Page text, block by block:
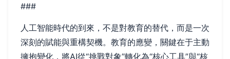
###
人工智能時代的到來，不是對教育的替代，而是一次
深刻的賦能與重構契機。教育的應變，關鍵在于主動
擁抱變化，將AI從“挑戰對象”轉化為“核心工具”與“核